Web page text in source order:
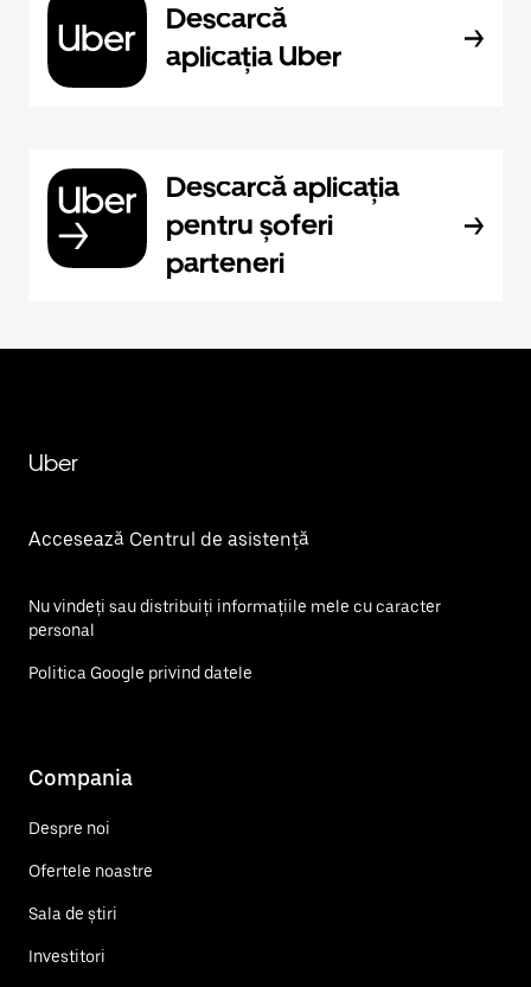
Descarcă
aplicația Uber
Descarcă aplicația
pentru șoferi
parteneri
Uber
Accesează Centrul de asistență
Nu vindeți sau distribuiți informațiile mele cu caracter
personal
Politica Google privind datele
Compania
Despre noi
Ofertele noastre
Sala de știri
Investitori